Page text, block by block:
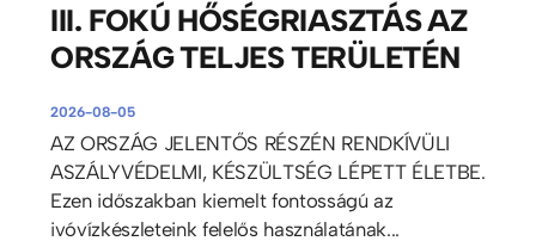
III. FOKÚ HŐSÉGRIASZTÁS AZ
ORSZÁG TELJES TERÜLETÉN
2026-08-05
AZ ORSZÁG JELENTŐS RÉSZÉN RENDKÍVÜLI
ASZÁLYVÉDELMI, KÉSZÜLTSÉG LÉPETT ÉLETBE.
Ezen időszakban kiemelt fontosságú az
ivóvízkészleteink felelős használatának...